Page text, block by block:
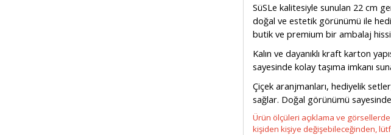
SüSLe kalitesiyle sunulan 22 cm
doğal ve estetik görünümü ile
butik ve premium bir ambalaj
Kalın ve dayanıklı kraft karton
sayesinde kolay taşıma imkanı
Çiçek aranjmanları, hediyelik
sağlar. Doğal görünümü
Ürün ölçüleri açıklama ve
kişiden kişiye değişebileceğinden,